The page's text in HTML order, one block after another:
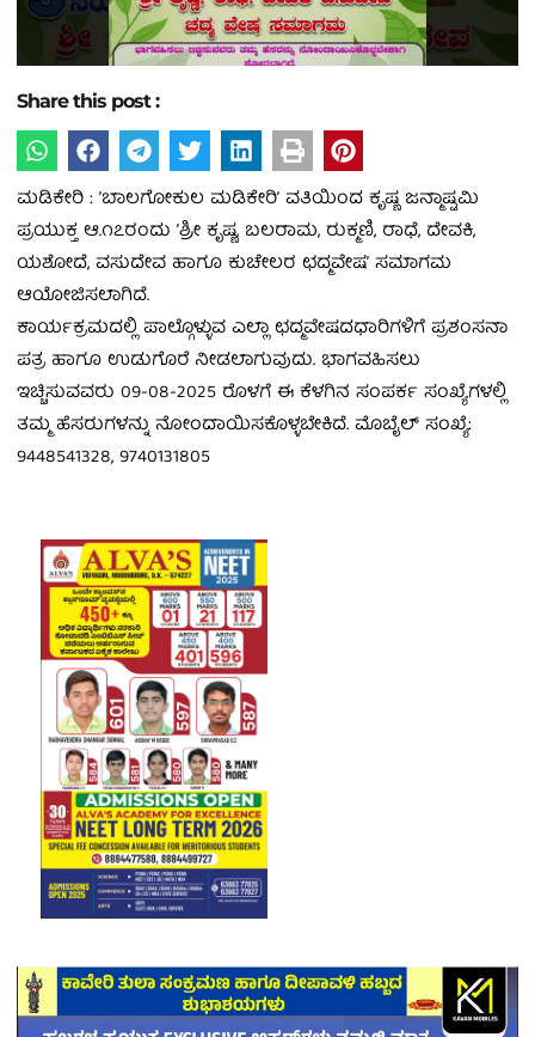
Share this post :
ಮಡಿಕೇರಿ : ʼಬಾಲಗೋಕುಲ ಮಡಿಕೇರಿʼ ವತಿಯಿಂದ ಕೃಷ್ಣ ಜನ್ಮಾಷ್ಟಮಿ
ಪ್ರಯುಕ್ತ ಆ.೧೭ರಂದು ʼಶ್ರೀ ಕೃಷ್ಣ, ಬಲರಾಮ, ರುಕ್ಮಣಿ, ರಾಧೆ, ದೇವಕಿ,
ಯಶೋದೆ, ವಸುದೇವ ಹಾಗೂ ಕುಚೇಲರ ಛದ್ಮವೇಷʼ ಸಮಾಗಮ
ಆಯೋಜಿಸಲಾಗಿದೆ.
ಕಾರ್ಯಕ್ರಮದಲ್ಲಿ ಪಾಲ್ಗೊಳ್ಳುವ ಎಲ್ಲಾ ಛದ್ಮವೇಷದಧಾರಿಗಳಿಗೆ ಪ್ರಶಂಸನಾ
ಪತ್ರ ಹಾಗೂ ಉಡುಗೊರೆ ನೀಡಲಾಗುವುದು. ಭಾಗವಹಿಸಲು
ಇಚ್ಚಿಸುವವರು 09-08-2025 ರೊಳಗೆ ಈ ಕೆಳಗಿನ ಸಂಪರ್ಕ ಸಂಖ್ಯೆಗಳಲ್ಲಿ
ತಮ್ಮ ಹೆಸರುಗಳನ್ನು ನೋಂದಾಯಿಸಕೊಳ್ಳಬೇಕಿದೆ. ಮೊಬೈಲ್ ಸಂಖ್ಯೆ:
9448541328, 9740131805